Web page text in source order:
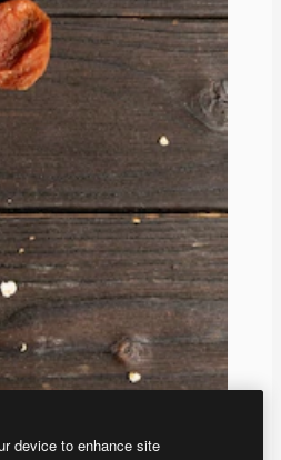
device to enhance site